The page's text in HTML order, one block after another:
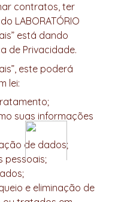
contratos, ter
LABORATÓRIO
está dando
de Privacidade.
este poderá
lei:
suas informações
de dados;
pessoais;
e eliminação de